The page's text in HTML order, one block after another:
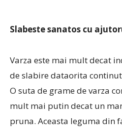
Slabeste sanatos cu
Varza este mai mult decat
de slabire dataorita
O suta de grame de varza
mult mai putin decat un
pruna. Aceasta leguma din